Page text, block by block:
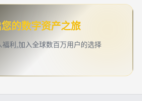
的数字资产之旅
福利,加入全球数百万用户的选择